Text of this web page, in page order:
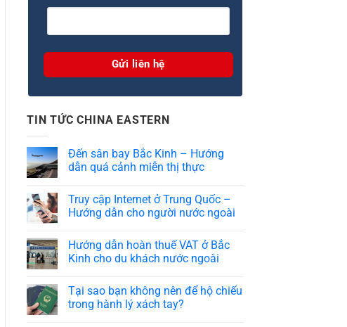
TIN TỨC CHINA EASTERN
Đến sân bay Bắc Kinh – Hướng
dẫn quá cảnh miễn thị thực
Truy cập Internet ở Trung Quốc –
Hướng dẫn cho người nước ngoài
Hướng dẫn hoàn thuế VAT ở Bắc
Kinh cho du khách nước ngoài
Tại sao bạn không nên để hộ chiếu
trong hành lý xách tay?